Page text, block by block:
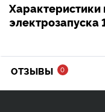
электрозапуска
ОТЗЫВЫ 0